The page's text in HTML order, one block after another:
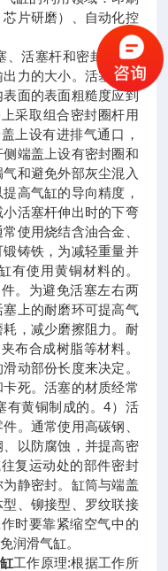
芯片研磨）、自动化控
、活塞杆和密封件1）
力的大小。活塞要在
面的表面粗糙度应到
采取组合密封圈杆用
上设有进排气通口，
端盖上设有密封圈和
和避免外部灰尘混入
高气缸的导向精度，
活塞杆伸出时的下弯
使用烧结含油合金、
铸铁，为减轻重量并
有使用黄铜材料的。
。为避免活塞左右两
上的耐磨环可提高气
，减少磨擦阻力。耐
布合成树脂等材料。
动部份长度来决定。
死。活塞的材质经常
有黄铜制成的。4）活
。通常使用高碳钢、
以防腐蚀，并提高密
复运动处的部件密封
静密封。缸筒与端盖
、铆接型、罗纹联接
时要靠紧缩空气中的
润滑气缸。
工作原理:根据工作所